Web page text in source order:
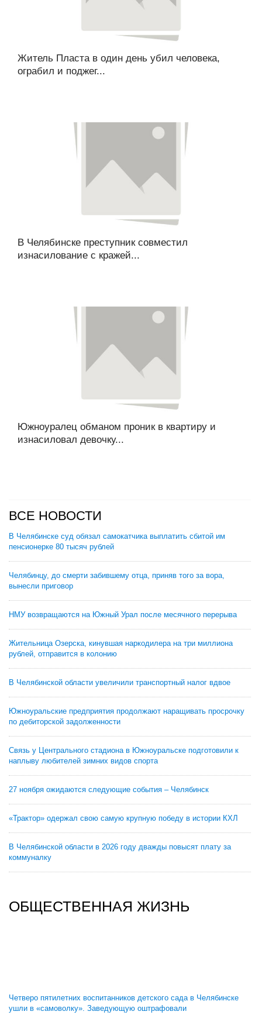
Житель Пласта в один день убил человека,
ограбил и поджег...
В Челябинске преступник совместил
изнасилование с кражей...
Южноуралец обманом проник в квартиру и
изнасиловал девочку...
ВСЕ НОВОСТИ
В Челябинске суд обязал самокатчика выплатить сбитой им
пенсионерке 80 тысяч рублей
Челябинцу, до смерти забившему отца, приняв того за вора,
вынесли приговор
НМУ возвращаются на Южный Урал после месячного перерыва
Жительница Озерска, кинувшая наркодилера на три миллиона
рублей, отправится в колонию
В Челябинской области увеличили транспортный налог вдвое
Южноуральские предприятия продолжают наращивать просрочку
по дебиторской задолженности
Связь у Центрального стадиона в Южноуральске подготовили к
наплыву любителей зимних видов спорта
27 ноября ожидаются следующие события – Челябинск
«Трактор» одержал свою самую крупную победу в истории КХЛ
В Челябинской области в 2026 году дважды повысят плату за
коммуналку
ОБЩЕСТВЕННАЯ ЖИЗНЬ
Четверо пятилетних воспитанников детского сада в Челябинске
ушли в «самоволку». Заведующую оштрафовали